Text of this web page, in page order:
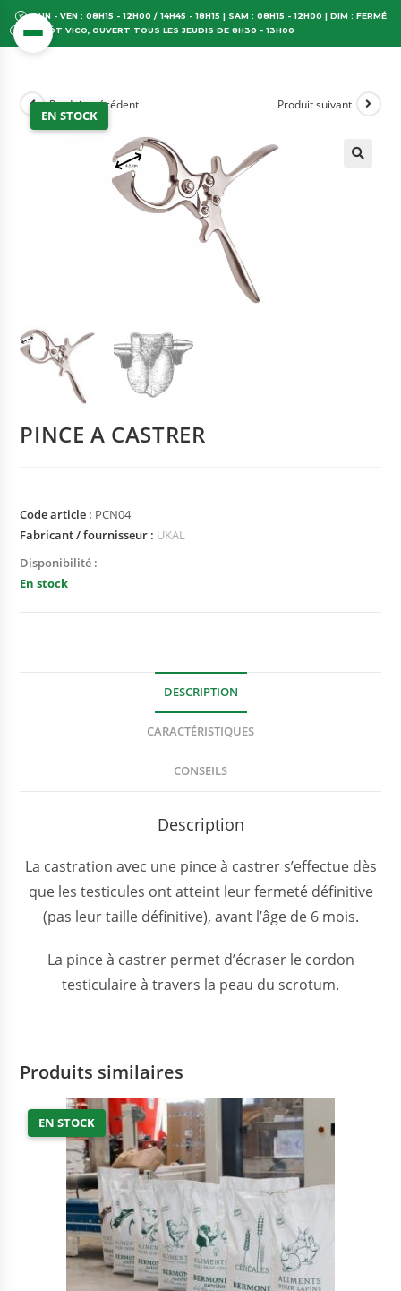
LUN - VEN : 08H15 - 12H00 / 14H45 - 18H15 | SAM : 08H15 - 12H00 | DIM : FERMÉ
DÉPÔT VICO, OUVERT TOUS LES JEUDIS DE 8H30 - 13H00
EN STOCK
Produit précédent Produit suivant
PINCE A CASTRER
Code article : PCN04
Fabricant / fournisseur : UKAL
Disponibilité :
En stock
DESCRIPTION
CARACTÉRISTIQUES
CONSEILS
Description
La castration avec une pince à castrer s’effectue dès
que les testicules ont atteint leur fermeté définitive
(pas leur taille définitive), avant l’âge de 6 mois.
La pince à castrer permet d’écraser le cordon
testiculaire à travers la peau du scrotum.
Produits similaires
EN STOCK